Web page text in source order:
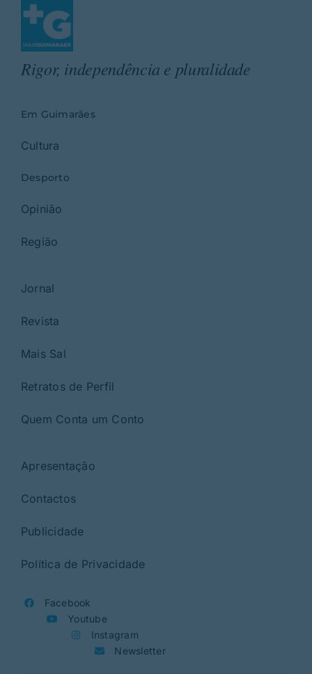
Rigor, independência e pluralidade
Em Guimarães
Cultura
Desporto
Opinião
Região
Jornal
Revista
Mais Sal
Retratos de Perfil
Quem Conta um Conto
Apresentação
Contactos
Publicidade
Política de Privacidade
Facebook
Youtube
Instagram
Newsletter